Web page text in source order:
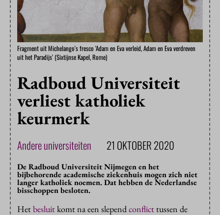
Fragment uit Michelango's fresco 'Adam en Eva verleid, Adam en Eva verdreven
uit het Paradijs' (Sixtijnse Kapel, Rome)
Radboud Universiteit
verliest katholiek
keurmerk
Andere universiteiten 21 OKTOBER 2020
De Radboud Universiteit Nijmegen en het
bijbehorende academische ziekenhuis mogen zich niet
langer katholiek noemen. Dat hebben de Nederlandse
bisschoppen besloten.
Hetbesluitkomt na een slependconflicttussen de